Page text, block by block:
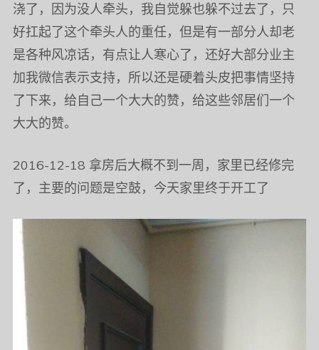
浇了，因为没人牵头，我自觉躲也躲不过去了，只
好扛起了这个牵头人的重任，但是有一部分人却老
是各种风凉话，有点让人寒心了，还好大部分业主
加我微信表示支持，所以还是硬着头皮把事情坚持
了下来，给自己一个大大的赞，给这些邻居们一个
大大的赞。
2016-12-18 拿房后大概不到一周，家里已经修完
了，主要的问题是空鼓，今天家里终于开工了